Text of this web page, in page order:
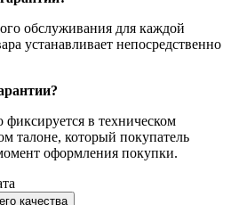
обслуживания для каждой
устанавливает непосредственно
в техническом
талоне, который покупатель
оформления покупки.
качества